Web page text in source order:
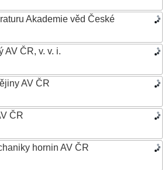
Akademie věd České
AV ČR, v. v. i.
AV ČR
ČR
hornin AV ČR